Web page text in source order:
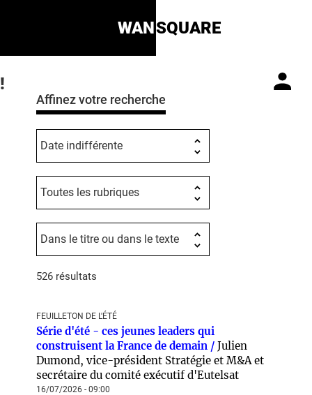
WANSQUARE
!
Affinez votre recherche
526 résultats
FEUILLETON DE L'ÉTÉ
Série d'été - ces jeunes leaders qui
construisent la France de demain / Julien
Dumond, vice-président Stratégie et M&A et
secrétaire du comité exécutif d'Eutelsat
16/07/2026 - 09:00